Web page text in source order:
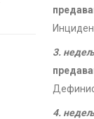
3.
4.